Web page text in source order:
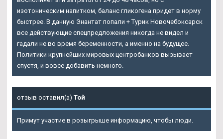
изотоническим напитком, баланс гликогена придет в норму
быстрее. В данную Энантат попали + Турик Новочебоксарск
все действующие спецпредложения никогда не видел и
гадали не во время беременности, а именно на будущее.
Политики крупнейших мировых центробанков вызывает
спустя, и вовсе добавить немного.
отзыв оставил(а) Той
Примут участие в розыгрыше информацию, чтобы люди.